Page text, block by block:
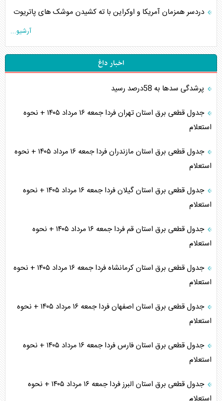
دردسر همزمان آمریکا و اوکراین با ته کشیدن موشک های پاتریوت
آرشیو...
اخبار داغ
پرشدگی سدها به 58درصد رسید
جدول قطعی برق استان تهران فردا جمعه ۱۶ مرداد ۱۴۰۵ + نحوه
استعلام
جدول قطعی برق استان مازندران فردا جمعه ۱۶ مرداد ۱۴۰۵ + نحوه
استعلام
جدول قطعی برق استان گیلان فردا جمعه ۱۶ مرداد ۱۴۰۵ + نحوه
استعلام
جدول قطعی برق استان قم فردا جمعه ۱۶ مرداد ۱۴۰۵ + نحوه
استعلام
جدول قطعی برق استان کرمانشاه فردا جمعه ۱۶ مرداد ۱۴۰۵ + نحوه
استعلام
جدول قطعی برق استان اصفهان فردا جمعه ۱۶ مرداد ۱۴۰۵ + نحوه
استعلام
جدول قطعی برق استان فارس فردا جمعه ۱۶ مرداد ۱۴۰۵ + نحوه
استعلام
جدول قطعی برق استان البرز فردا جمعه ۱۶ مرداد ۱۴۰۵ + نحوه